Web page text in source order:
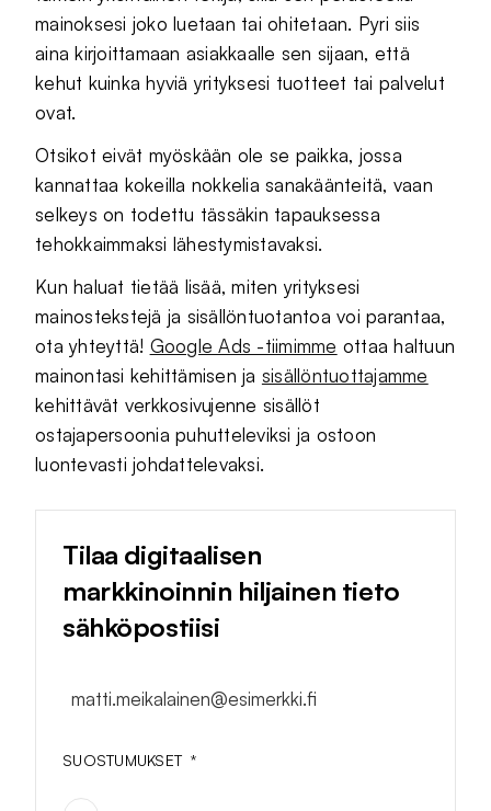
mainoksesi joko luetaan tai ohitetaan. Pyri siis
aina kirjoittamaan asiakkaalle sen sijaan, että
kehut kuinka hyviä yrityksesi tuotteet tai palvelut
ovat.
Otsikot eivät myöskään ole se paikka, jossa
kannattaa kokeilla nokkelia sanakäänteitä, vaan
selkeys on todettu tässäkin tapauksessa
tehokkaimmaksi lähestymistavaksi.
Kun haluat tietää lisää, miten yrityksesi
mainostekstejä ja sisällöntuotantoa voi parantaa,
ota yhteyttä! Google Ads -tiimimme ottaa haltuun
mainontasi kehittämisen ja sisällöntuottajamme
kehittävät verkkosivujenne sisällöt
ostajapersoonia puhutteleviksi ja ostoon
luontevasti johdattelevaksi.
Tilaa digitaalisen
markkinoinnin hiljainen tieto
sähköpostiisi
SUOSTUMUKSET *